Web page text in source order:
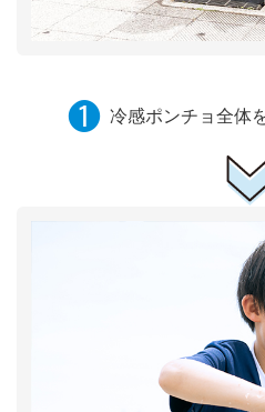
❶ 冷感ポンチョ全体